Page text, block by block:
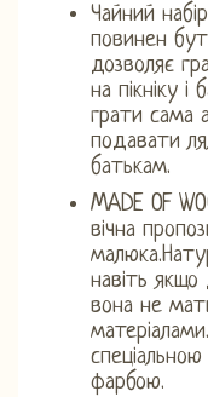
Чайний
повинен
дозволяє
на пікніку
грати сама
подавати
батькам.
MADE OF
вічна
навіть
вона не
фарбою.